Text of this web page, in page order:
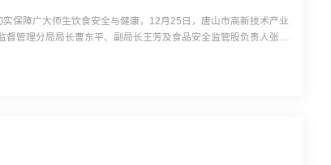
保障广大师生饮食安全与健康，12月25日，唐山市高新技术产业
管理分局局长曹东平、副局长王芳及食品安全监管股负责人张悦